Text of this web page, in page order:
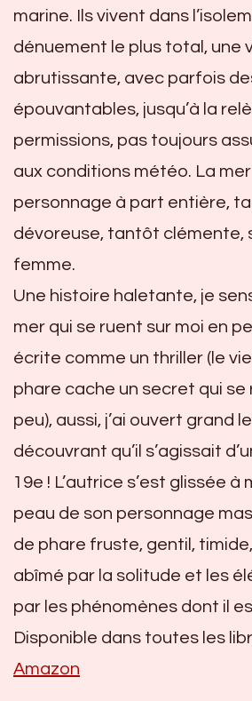
marine. Ils vivent dans
dénuement le plus total, une
abrutissante, avec parfois
épouvantables, jusqu’à la
permissions, pas toujours
aux conditions météo. La
personnage à part entière,
dévoreuse, tantôt clémente,
femme.
Une histoire haletante, je
mer qui se ruent sur moi en
écrite comme un thriller (le
phare cache un secret qui se
peu), aussi, j’ai ouvert grand
découvrant qu’il s’agissait
19e ! L’autrice s’est glissée à
peau de son personnage
de phare fruste, gentil,
abîmé par la solitude et les
par les phénomènes dont il
Disponible dans toutes les
Amazon